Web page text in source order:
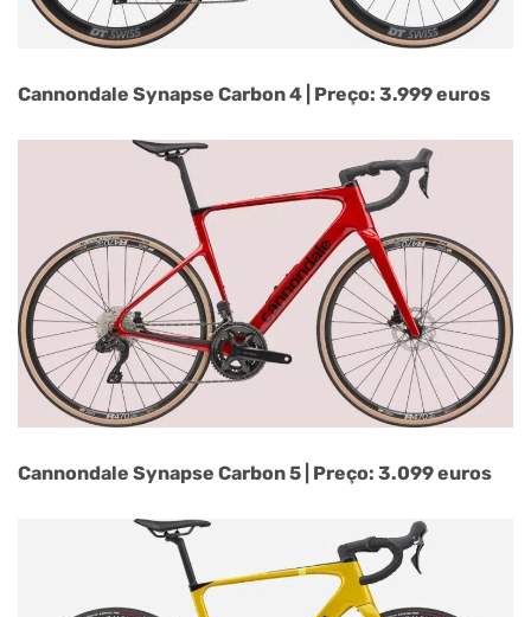
Cannondale Synapse Carbon 4 | Preço: 3.999 euros
Cannondale Synapse Carbon 5 | Preço: 3.099 euros